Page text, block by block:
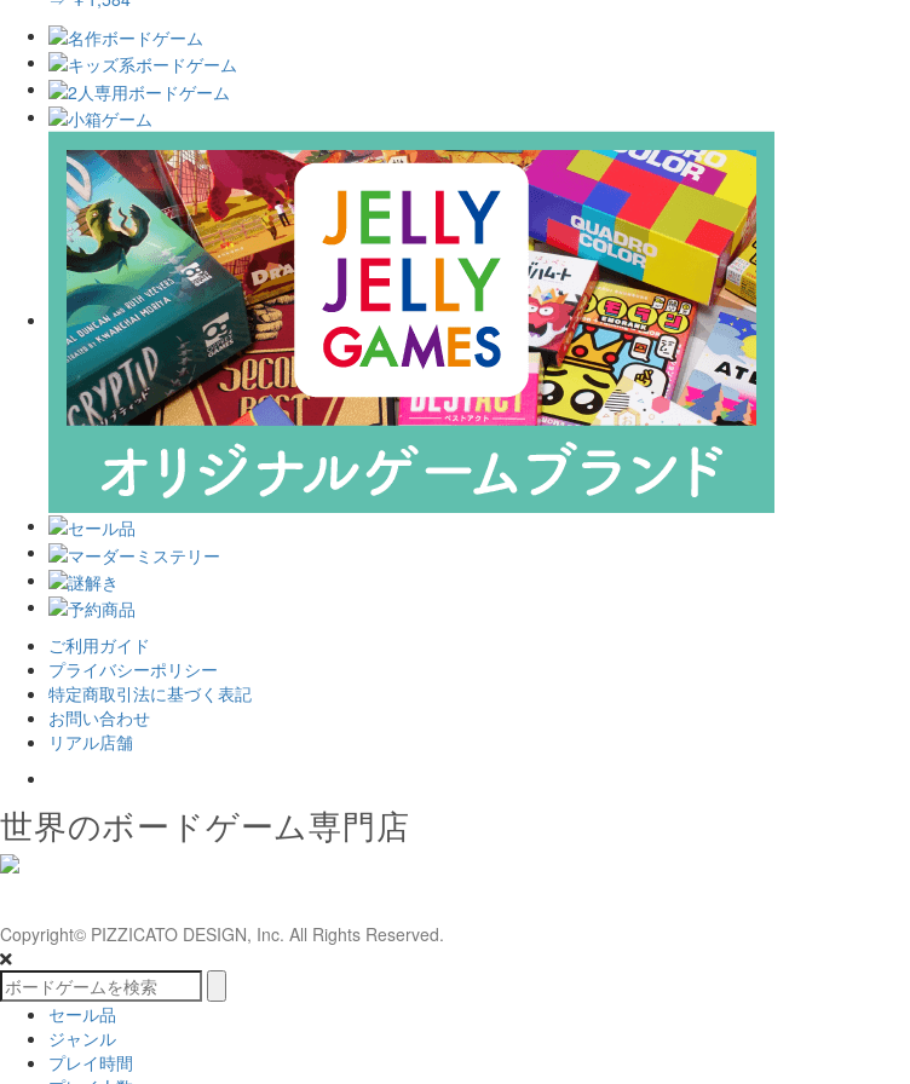
ご利用ガイド
プライバシーポリシー
特定商取引法に基づく表記
お問い合わせ
リアル店舗
世界のボードゲーム専門店
Copyright© PIZZICATO DESIGN, Inc. All Rights Reserved.
セール品
ジャンル
プレイ時間